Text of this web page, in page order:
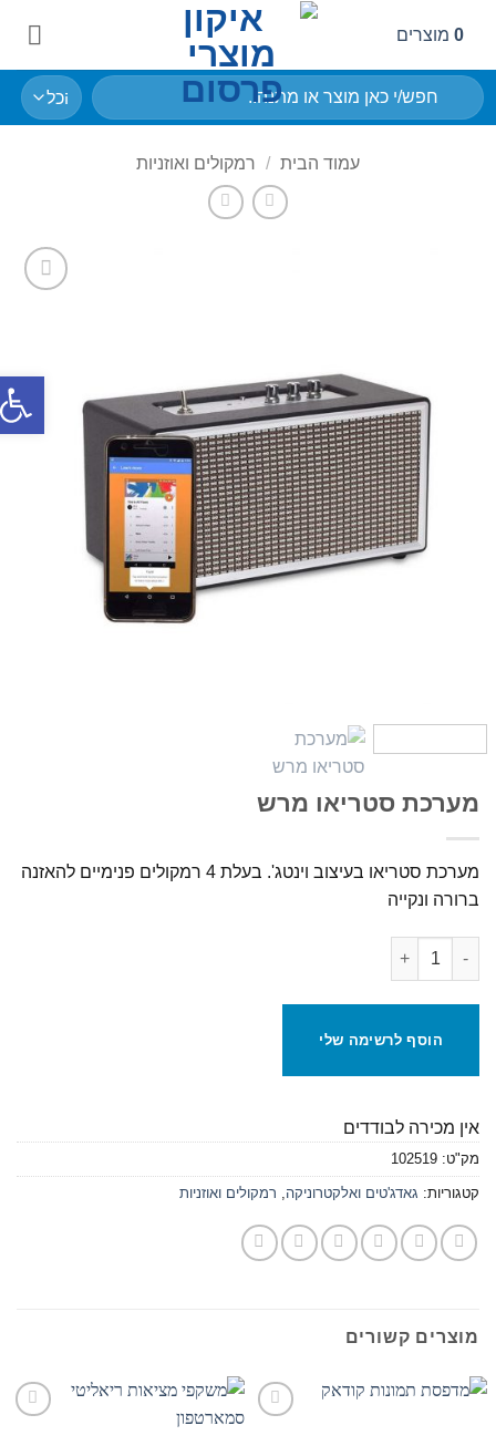
0מוצרים
חיפוש
עבור:
עמוד הבית רמקולים ואוזניות
מערכת סטריאו מרש
מערכת סטריאו בעיצוב וינטג'. בעלת 4 רמקולים פנימיים להאזנה
ברורה ונקייה
כמות של מערכת סטריאו מרש
הוסף לרשימה שלי
אין מכירה לבודדים
מק"ט:102519
קטגוריות:גאדג'טים ואלקטרוניקה, רמקולים ואוזניות
מוצרים קשורים
פתח